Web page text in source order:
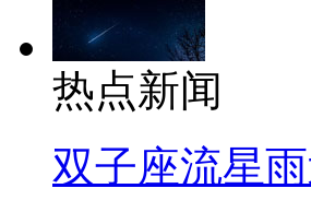
热点新闻
双子座流星